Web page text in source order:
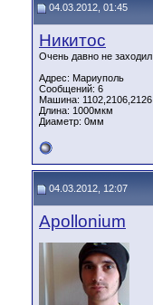
04.03.2012, 01:45
Никитос
Очень давно не заходил
Адрес: Мариуполь
Сообщений: 6
Машина: 1102,2106,2126
Длина: 1000мкм
Диаметр: 0мм
04.03.2012, 12:07
Apollonium